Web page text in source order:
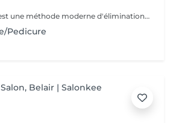
L'épilation au laser est une méthode moderne d'élimination des poils indésirables grâce à l'émission de lumière laser. Le laser cible la mélanine du poil, détruisant le follicule pileux, ce qui entraîne une chute progressive des poils. L'un des types de laser les plus populaires est le laser à diode, qui convient à la plupart des types de peau et offre des résultats efficaces. Recommandations avant la séance : Rasage des zones traitées : Il est impératif de raser soigneusement toutes les zones à traiter 24 heures avant la séance. Cela permet au laser d'agir directement sur le follicule pileux et d'optimiser l'efficacité du traitement. Hygiène : Prenez une douche avant votre rendez-vous afin d'avoir une peau propre. Menstruation : Si vous avez vos règles le jour de la séance, utilisez un tampon. Condition importante : Si vous vous présentez avec des zones non rasées, le paiement de la séance sera automatiquement prélevé et aucun remboursement ne sera possible. Zones d'épilation au laser : 1. Visage 2. Aisselles 3. Demi-jambes 4. Cuisses 5. Bras 6. Poitrine 7. Ventre 8. Dos 9. Bas du dos 10. Cou 11. Maillot 12. Fesses 13. Sillon inter-fessier
Pedicure